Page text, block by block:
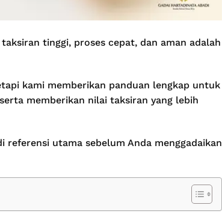
tinggi, proses cepat, dan aman adalah
kami memberikan panduan lengkap untuk
memberikan nilai taksiran yang lebih
utama sebelum Anda menggadaikan